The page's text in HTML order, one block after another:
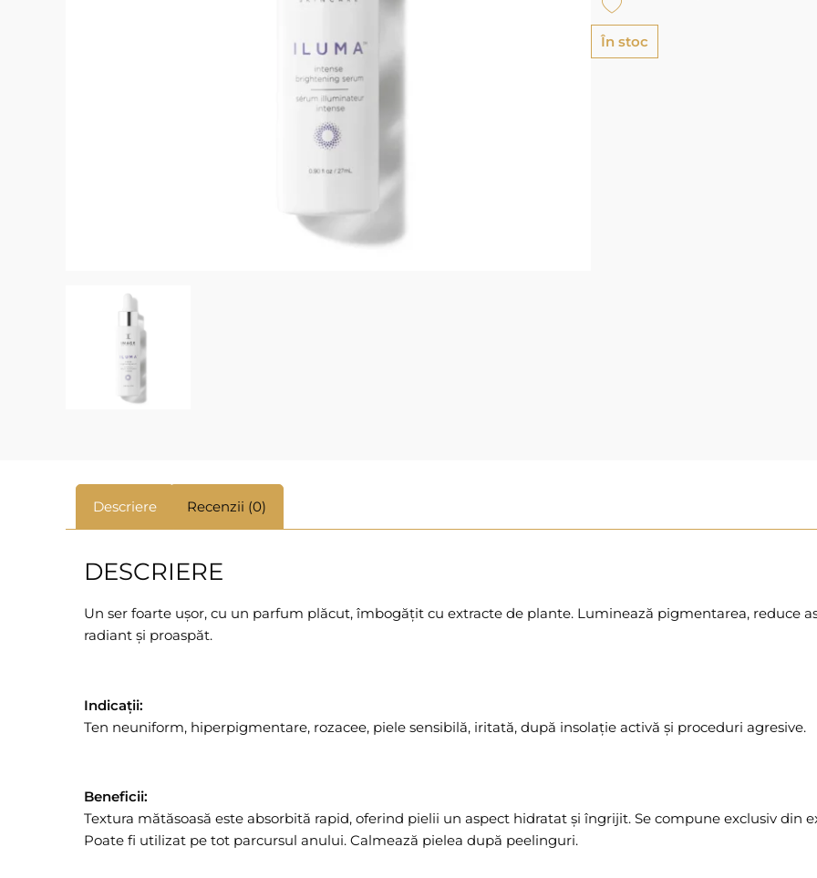
În stoc
Descriere Recenzii (0)
DESCRIERE
Un ser foarte ușor, cu un parfum plăcut, îmbogățit cu extracte de plante. Luminează pigmentarea, reduce
radiant și proaspăt.
Indicații:
Ten neuniform, hiperpigmentare, rozacee, piele sensibilă, iritată, după insolație activă și proceduri agresive.
Beneficii:
Textura mătăsoasă este absorbită rapid, oferind pielii un aspect hidratat și îngrijit. Se compune exclusiv
Poate fi utilizat pe tot parcursul anului. Calmează pielea după peelinguri.